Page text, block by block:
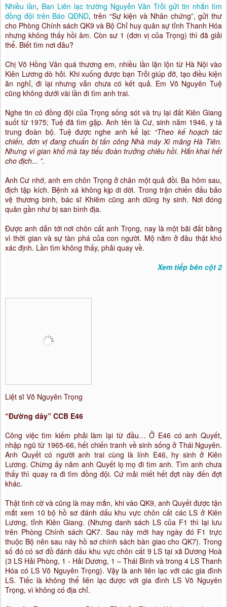
Nhiều lần, Ban Liên lạc trường Nguyễn Văn Trỗi gửi tin nhắn tìm
đồng đội trên Báo QĐND, trên “Sự kiện và Nhân chứng”, gửi thư
cho Phòng Chính sách QK9 và Bộ Chỉ huy quân sự tỉnh Thanh Hóa
nhưng không thấy hồi âm. Còn sư 1 (đơn vị của Trọng) thì đã giải
thể. Biết tìm nơi đâu?
Chị Võ Hồng Vân quá thương em, nhiều lần lặn lộn từ Hà Nội vào
Kiên Lương dò hỏi. Khi xuống được bạn Trỗi giúp đỡ, tạo điều kiện
ăn nghỉ, đi lại nhưng vẫn chưa có kết quả. Em Võ Nguyên Tuệ
cũng không dưới vài lần đi tìm anh trai.
Nghe tin có đồng đội của Trọng sống sót và trụ lại đất Kiên Giang
suốt từ 1975; Tuệ đã tìm gặp. Anh tên là Cư, sinh năm 1946, y tá
trung đoàn bộ. Tuệ được nghe anh kể lại: “Theo kế hoạch tác
chiến, đơn vị đang chuẩn bị tấn công Nhà máy Xi măng Hà Tiên.
Nhưng vì gian khổ mà tay tiểu đoàn trưởng chiêu hồi. Hắn khai hết
cho địch... ”.
Anh Cư nhớ, anh em chôn Trọng ở chân một quả đồi. Ba hôm sau,
địch tập kích. Bệnh xá không kịp di dời. Trong trận chiến đấu bảo
vệ thương binh, bác sĩ Khiêm cũng anh dũng hy sinh. Nơi đóng
quân gần như bị san bình địa.
Được anh dẫn tới nơi chôn cất anh Trọng, nay là một bãi đất bằng
vì thời gian và sự tàn phá của con người. Mộ nằm ở đâu thật khó
xác định. Lần tìm không thấy, phải quay về.
Xem tiếp bên cột 2
Liệt sĩ Võ Nguyên Trọng
“Đường dây” CCB E46
Công việc tìm kiếm phải làm lại từ đầu… Ở E46 có anh Quyết,
nhập ngũ từ 1965-66, hết chiến tranh về sinh sống ở Thái Nguyên.
Anh Quyết có người anh trai cùng là lính E46, hy sinh ở Kiên
Lương. Chừng ấy năm anh Quyết lọ mọ đi tìm anh. Tìm anh chưa
thấy thì quay ra đi tìm đồng đội. Cứ mải miết hết đợt này đến đợt
khác.
Thật tình cờ và cũng là may mắn, khi vào QK9, anh Quyết được tận
mắt xem 10 bộ hồ sơ đánh dấu khu vực chôn cất các LS ở Kiên
Lương, tỉnh Kiên Giang. (Nhưng danh sách LS của F1 thì lại lưu
trên Phòng Chính sách QK7. Sau này mới hay ngày đó F1 trực
thuộc Bộ nên sau này hồ sơ chính sách bàn giao cho QK7). Trong
số đó có sơ đồ đánh dấu khu vực chôn cất 9 LS tại xã Dương Hoà
(3 LS Hải Phòng, 1 - Hải Dương, 1 – Thái Bình và trong 4 LS Thanh
Hóa có LS Võ Nguyên Trọng). Vậy là anh liên lạc với các gia đình
LS. Tiếc là không thể liên lạc được với gia đình LS Võ Nguyên
Trọng, vì không có địa chỉ.